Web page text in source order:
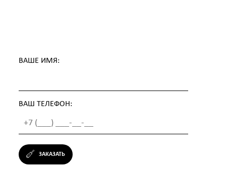
ВАШЕ ИМЯ:
ВАШ ТЕЛЕФОН:
ЗАКАЗАТЬ